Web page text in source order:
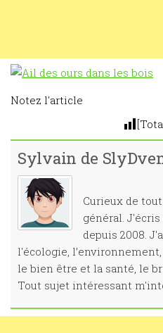
Notez l'article
Sylvain de
Curieux de
général.
depuis 2008.
l'écologie,
le bien être et la santé, le
Tout sujet intéressant